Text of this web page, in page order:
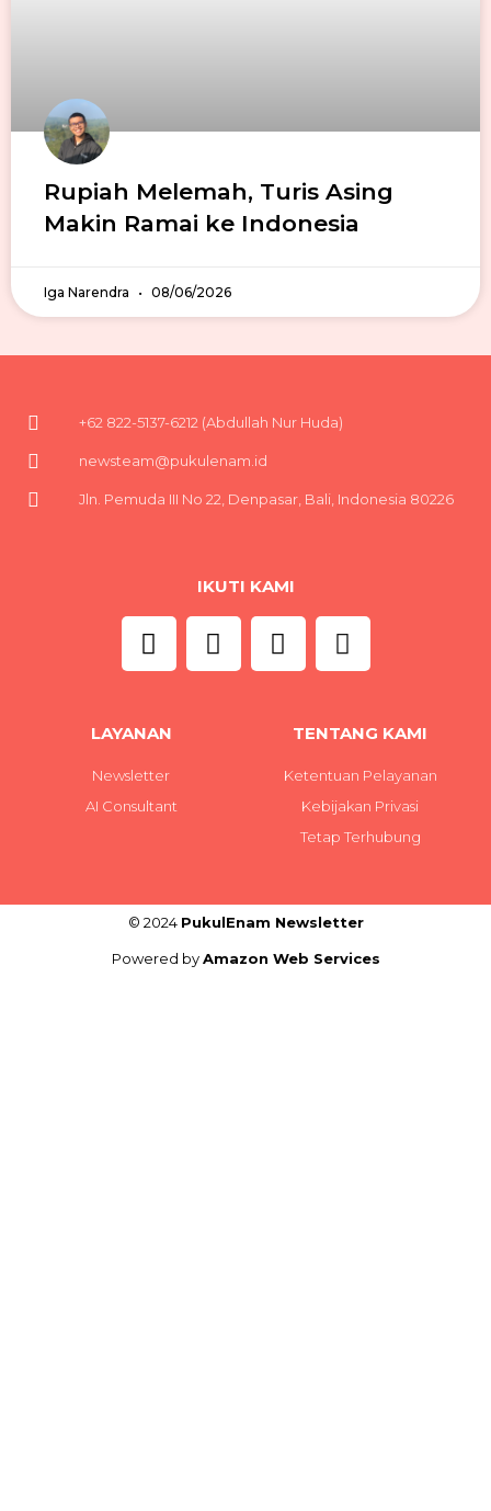
Rupiah Melemah, Turis Asing
Makin Ramai ke Indonesia
Iga Narendra 08/06/2026
+62 822-5137-6212 (Abdullah Nur Huda)
newsteam@pukulenam.id
Jln. Pemuda III No 22, Denpasar, Bali, Indonesia 80226
IKUTI KAMI
LAYANAN
Newsletter
AI Consultant
TENTANG KAMI
Ketentuan Pelayanan
Kebijakan Privasi
Tetap Terhubung
© 2024 PukulEnam Newsletter
Powered byAmazon Web Services